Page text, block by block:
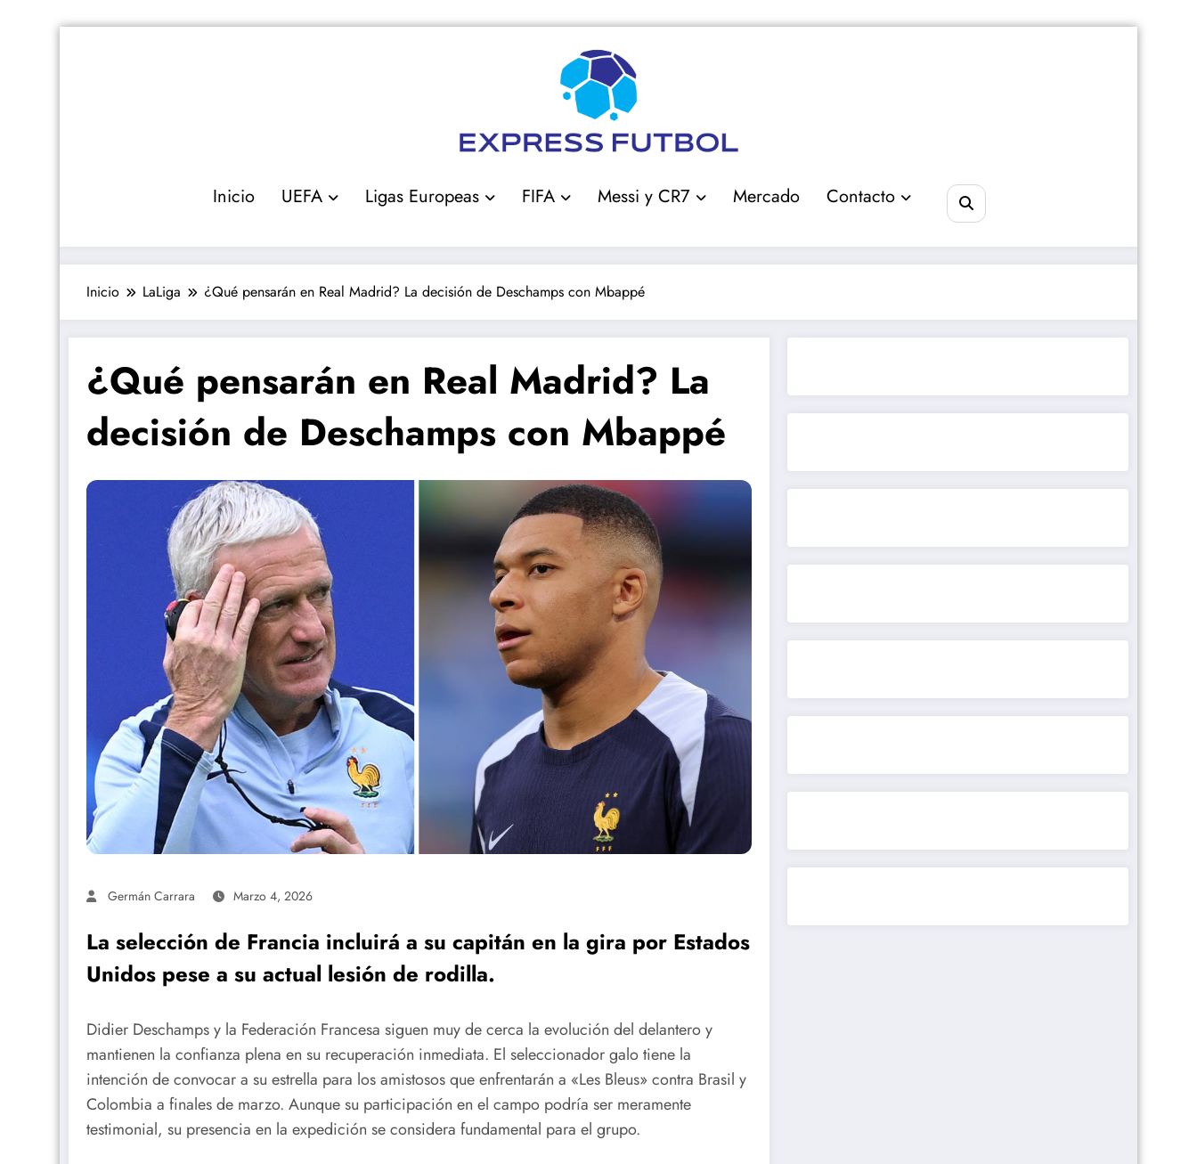
Inicio UEFA Ligas Europeas FIFA Messi y CR7 Mercado Contacto
Inicio LaLiga ¿Qué pensarán en Real Madrid? La decisión de Deschamps con Mbappé
¿Qué pensarán en Real Madrid? La
decisión de Deschamps con Mbappé
Germán Carrara Marzo 4, 2026
La selección de Francia incluirá a su capitán en la gira por Estados
Unidos pese a su actual lesión de rodilla.
Didier Deschamps y la Federación Francesa siguen muy de cerca la evolución del delantero y
mantienen la confianza plena en su recuperación inmediata. El seleccionador galo tiene la
intención de convocar a su estrella para los amistosos que enfrentarán a «Les Bleus» contra Brasil y
Colombia a finales de marzo. Aunque su participación en el campo podría ser meramente
testimonial, su presencia en la expedición se considera fundamental para el grupo.